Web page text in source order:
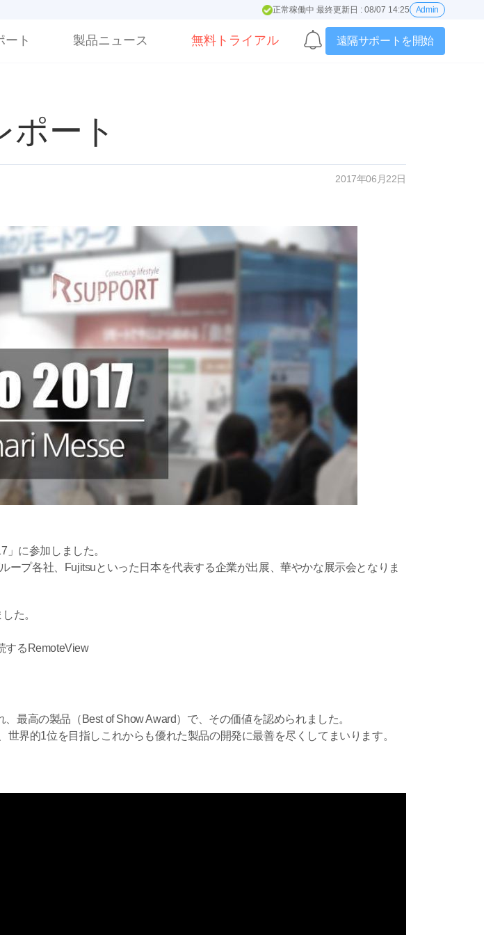
正常稼働中 最終更新日 : 08/07 14:25 Admin
ート 製品ニュース 無料トライアル 遠隔サポートを開始
ポート
2017年06月22日
に参加しました。
プ各社、Fujitsuといった日本を代表する企業が出展、華やかな展示会となりま
た。
するRemoteView
最高の製品（Best of Show Award）で、その価値を認められました。
界的1位を目指しこれからも優れた製品の開発に最善を尽くしてまいります。